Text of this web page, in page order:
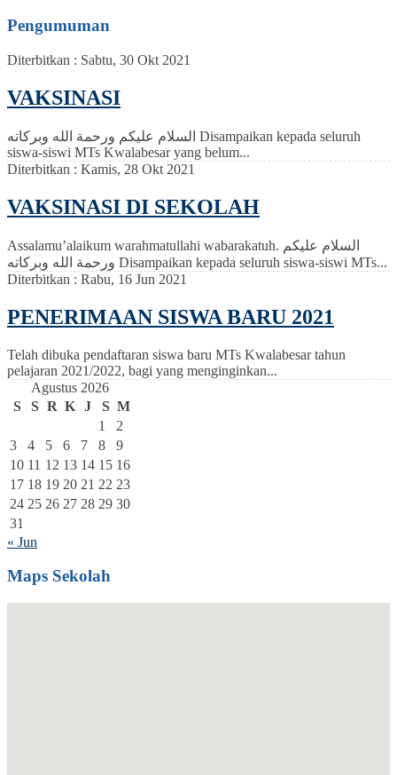
Pengumuman
Diterbitkan : Sabtu, 30 Okt 2021
VAKSINASI
السلام عليكم ورحمة الله وبركاته Disampaikan kepada seluruh
siswa-siswi MTs Kwalabesar yang belum...
Diterbitkan : Kamis, 28 Okt 2021
VAKSINASI DI SEKOLAH
Assalamu’alaikum warahmatullahi wabarakatuh. السلام عليكم
ورحمة الله وبركاته Disampaikan kepada seluruh siswa-siswi MTs...
Diterbitkan : Rabu, 16 Jun 2021
PENERIMAAN SISWA BARU 2021
Telah dibuka pendaftaran siswa baru MTs Kwalabesar tahun
pelajaran 2021/2022, bagi yang menginginkan...
Agustus 2026
S
S R K J S M
1
2
3
4 5 6 7 8
9
10 11 12 13 14 15 16
17 18 19 20 21 22 23
24 25 26 27 28 29 30
31
« Jun
Maps Sekolah